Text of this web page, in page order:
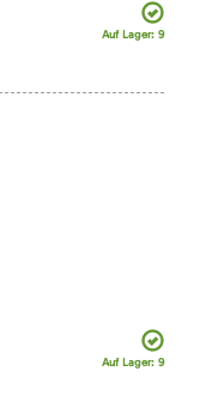
Auf Lager: 9
Auf Lager: 9